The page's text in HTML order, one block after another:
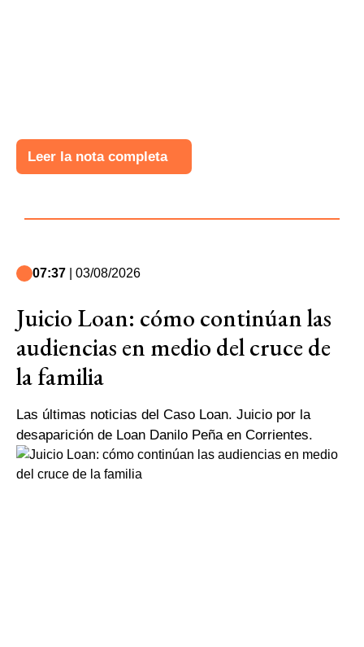
Leer la nota completa
07:37 | 03/08/2026
Juicio Loan: cómo continúan las
audiencias en medio del cruce de
la familia
Las últimas noticias del Caso Loan. Juicio por la
desaparición de Loan Danilo Peña en Corrientes.